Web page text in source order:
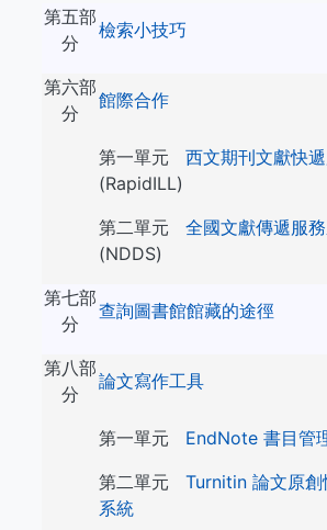
第五部
分
檢索小技巧
第六部
分
館際合作
第一單元 西文期刊文獻快
(RapidILL)
第二單元 全國文獻傳遞服
(NDDS)
第七部
分
查詢圖書館館藏的途徑
第八部
分
論文寫作工具
第一單元 EndNote 書目管
第二單元 Turnitin 論文原創
系統